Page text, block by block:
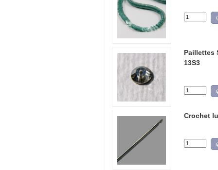
Paillettes
13S3
Crochet